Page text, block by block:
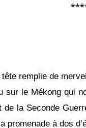
tête remplie de
sur le Mékong qui
la Seconde
promenade à dos